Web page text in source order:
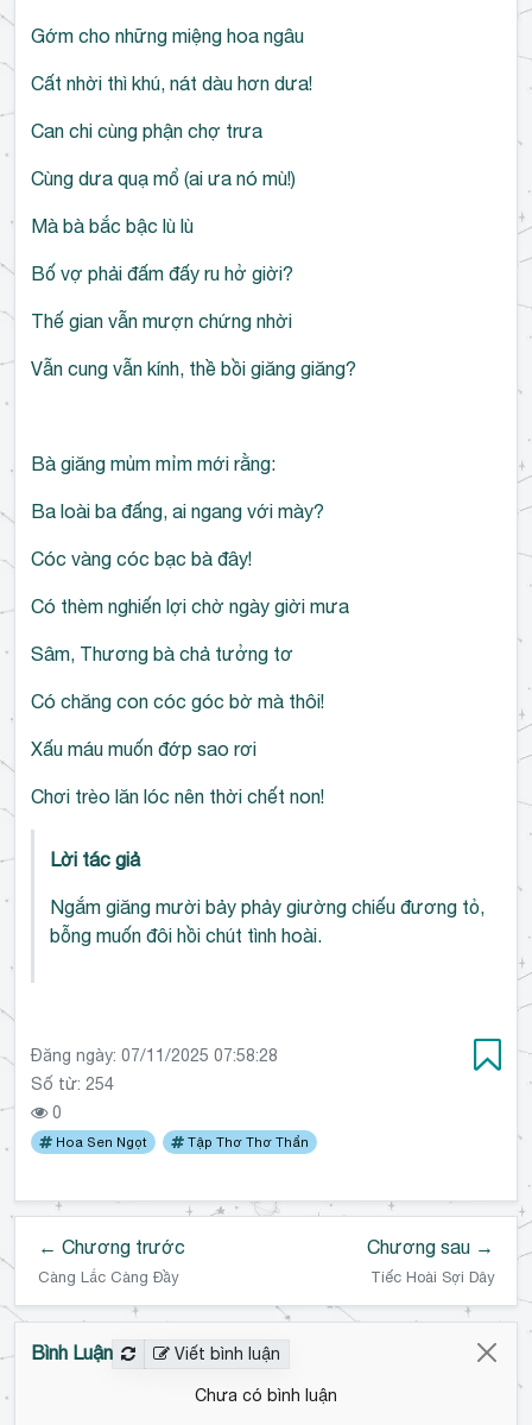
Gớm cho những miệng hoa ngâu
Cất nhời thì khú, nát dàu hơn dưa!
Can chi cùng phận chợ trưa
Cùng dưa quạ mổ (ai ưa nó mù!)
Mà bà bắc bậc lù lù
Bố vợ phải đấm đấy ru hở giời?
Thế gian vẫn mượn chứng nhời
Vẫn cung vẫn kính, thề bồi giăng giăng?
Bà giăng mủm mỉm mới rằng:
Ba loài ba đấng, ai ngang với mày?
Cóc vàng cóc bạc bà đây!
Có thèm nghiến lợi chờ ngày giời mưa
Sâm, Thương bà chả tưởng tơ
Có chăng con cóc góc bờ mà thôi!
Xấu máu muốn đớp sao rơi
Chơi trèo lăn lóc nên thời chết non!
Lời tác giả
Ngắm giăng mười bảy phảy giường chiếu đương tỏ,
bỗng muốn đôi hồi chút tình hoài.
Đăng ngày: 07/11/2025 07:58:28
Số từ: 254
0
Hoa Sen Ngọt Tập Thơ Thơ Thẩn
← Chương trước
Càng Lắc Càng Đầy
Chương sau →
Tiếc Hoài Sợi Dây
Bình Luận Viết bình luận
Chưa có bình luận